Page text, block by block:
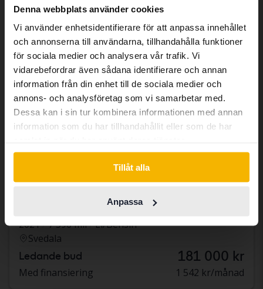
Denna webbplats använder cookies
Vi använder enhetsidentifierare för att anpassa innehållet
och annonserna till användarna, tillhandahålla funktioner
för sociala medier och analysera vår trafik. Vi
vidarebefordrar även sådana identifierare och annan
information från din enhet till de sociala medier och
annons- och analysföretag som vi samarbetar med.
Dessa kan i sin tur kombinera informationen med annan
information som du har tillhandahållit eller som de har
Tillåt alla
Anpassa
2021
7 596 mil
El/Bensin
Svedala
Ledande bud 181 000 kr
Med finansiering 1 542 kr/månad
We have detected that your browser
Swedish. To better service our friends
abroad we have an English language
site (kvdcars.com) that contains all the
same vehicles and services.
Continue in Swedish
Switch to...